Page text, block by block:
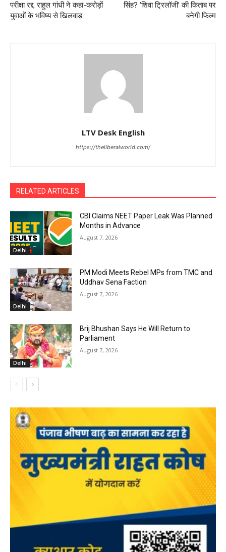
परीक्षा रद्द, राहुल गांधी ने कहा-करोड़ों
युवाओं के भविष्य से खिलवाड़
सिंह? ‘शिवा ट्रिलॉजी’ की किताब पर
बनेगी फिल्म
LTV Desk English
https://theliberalworld.com/
RELATED ARTICLES
Delhi
CBI Claims NEET Paper Leak Was Planned
Months in Advance
August 7, 2026
Delhi
PM Modi Meets Rebel MPs from TMC and
Uddhav Sena Faction
August 7, 2026
Delhi
Brij Bhushan Says He Will Return to
Parliament
August 7, 2026